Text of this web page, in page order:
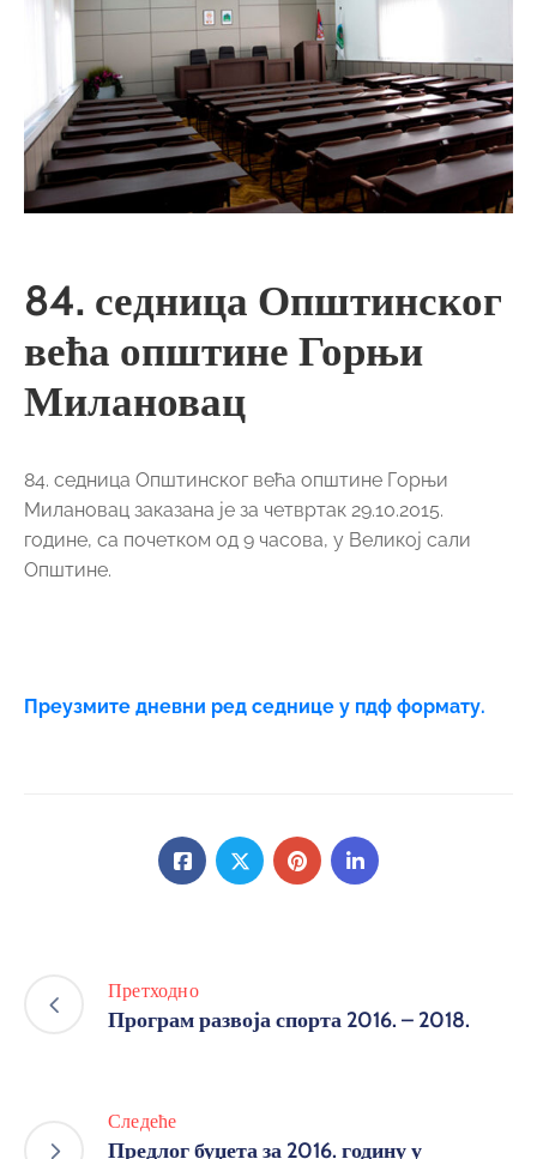
84. седница Општинског
већа општине Горњи
Милановац
84. седница Општинског већа општине Горњи
Милановац заказана је за четвртак 29.10.2015.
године, са почетком од 9 часова, у Великој сали
Општине.
Преузмите дневни ред седнице у пдф формату.
Претходно
Програм развоја спорта 2016. – 2018.
Следеће
Предлог буџета за 2016. годину у